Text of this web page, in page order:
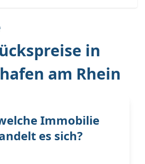
in
am Rhein
Immobilie
es sich?